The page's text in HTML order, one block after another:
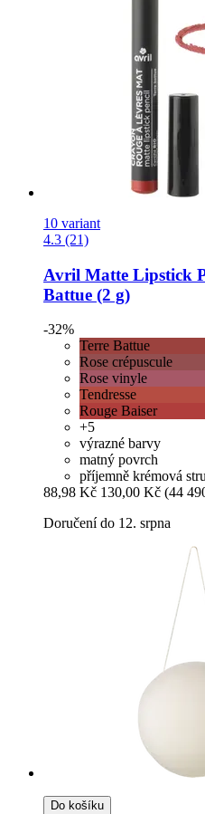
10 variant
4.3 (21)
Avril Matte Lipstick
Battue (2 g)
-32%
Terre Battue
Rose crépuscule
Rose vinyle
Tendresse
Rouge Baiser
+5
výrazné barvy
matný povrch
příjemně krémová
88,98 Kč 130,00 Kč (44
Doručení do 12. srpna
Do košíku